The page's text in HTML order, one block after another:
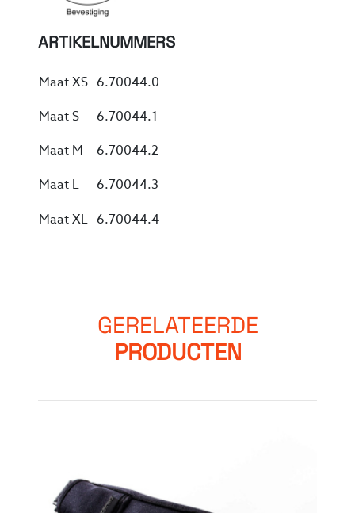
ARTIKELNUMMERS
Maat XS 6.70044.0
Maat S
6.70044.1
Maat M
6.70044.2
Maat L
6.70044.3
Maat XL 6.70044.4
GERELATEERDE
PRODUCTEN